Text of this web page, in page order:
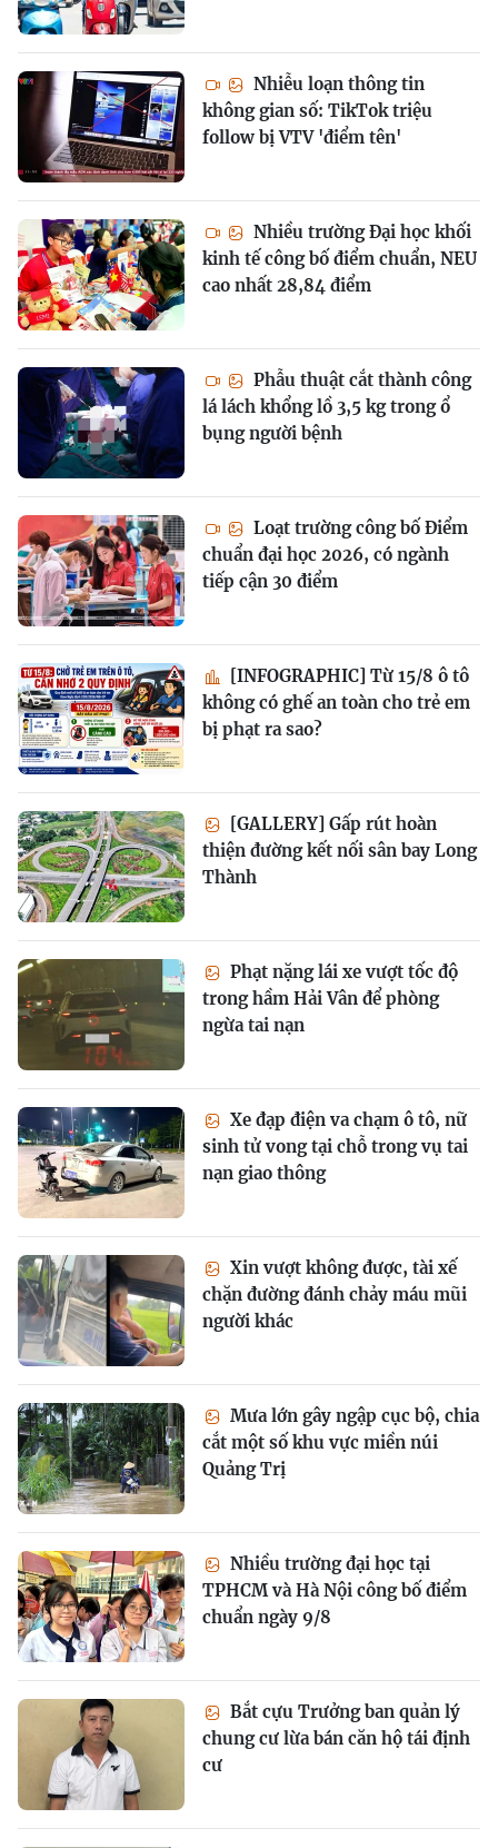
Nhiễu loạn thông tin
không gian số: TikTok triệu
follow bị VTV 'điểm tên'
Nhiều trường Đại học khối
kinh tế công bố điểm chuẩn, NEU
cao nhất 28,84 điểm
Phẫu thuật cắt thành công
lá lách khổng lồ 3,5 kg trong ổ
bụng người bệnh
Loạt trường công bố Điểm
chuẩn đại học 2026, có ngành
tiếp cận 30 điểm
[INFOGRAPHIC] Từ 15/8 ô tô
không có ghế an toàn cho trẻ em
bị phạt ra sao?
[GALLERY] Gấp rút hoàn
thiện đường kết nối sân bay Long
Thành
Phạt nặng lái xe vượt tốc độ
trong hầm Hải Vân để phòng
ngừa tai nạn
Xe đạp điện va chạm ô tô, nữ
sinh tử vong tại chỗ trong vụ tai
nạn giao thông
Xin vượt không được, tài xế
chặn đường đánh chảy máu mũi
người khác
Mưa lớn gây ngập cục bộ, chia
cắt một số khu vực miền núi
Quảng Trị
Nhiều trường đại học tại
TPHCM và Hà Nội công bố điểm
chuẩn ngày 9/8
Bắt cựu Trưởng ban quản lý
chung cư lừa bán căn hộ tái định
cư